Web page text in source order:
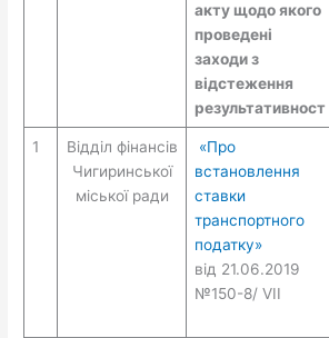
акту щодо якого
проведені
заходи з
відстеження
результативност
1
Відділ фінансів
Чигиринської
міської ради
«Про
встановлення
ставки
транспортного
податку»
від 21.06.2019
№150-8/ VII